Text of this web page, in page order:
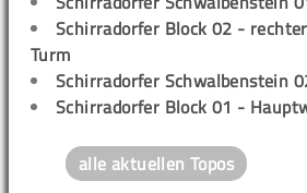
Schirradorfer Block 02 -
Turm
Schirradorfer Schwalbenstein
Schirradorfer Block 01 -
alle aktuellen Topos